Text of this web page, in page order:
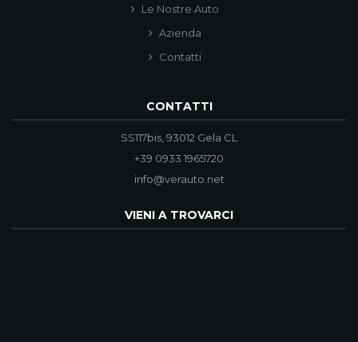
Le Nostre Auto
Azienda
Contatti
CONTATTI
SS117bis, 93012 Gela CL
+39 0933 1965720
info@verauto.net
VIENI A TROVARCI